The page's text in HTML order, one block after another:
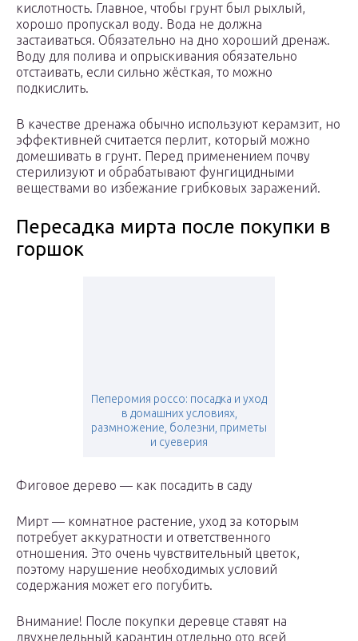
кислотность. Главное, чтобы грунт был рыхлый,
хорошо пропускал воду. Вода не должна
застаиваться. Обязательно на дно хороший дренаж.
Воду для полива и опрыскивания обязательно
отстаивать, если сильно жёсткая, то можно
подкислить.
В качестве дренажа обычно используют керамзит, но
эффективней считается перлит, который можно
домешивать в грунт. Перед применением почву
стерилизуют и обрабатывают фунгицидными
веществами во избежание грибковых заражений.
Пересадка мирта после покупки в
горшок
Пеперомия россо: посадка и уход
в домашних условиях,
размножение, болезни, приметы
и суеверия
Фиговое дерево — как посадить в саду
Мирт — комнатное растение, уход за которым
потребует аккуратности и ответственного
отношения. Это очень чувствительный цветок,
поэтому нарушение необходимых условий
содержания может его погубить.
Внимание! После покупки деревце ставят на
двухнедельный карантин отдельно ото всей